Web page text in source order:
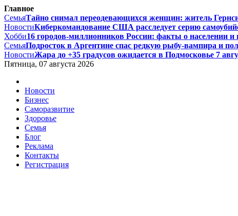
Главное
СемьяТайно снимал переодевающихся женщин: житель
НовостиКиберкомандование США расследует серию
Хобби16 городов-миллионников России: факты о населении и
СемьяПодросток в Аргентине спас редкую рыбу-вампира и
НовостиЖара до +35 градусов ожидается в Подмосковье 7
Пятница, 07 августа 2026
Новости
Бизнес
Саморазвитие
Здоровье
Семья
Блог
Реклама
Контакты
Регистрация